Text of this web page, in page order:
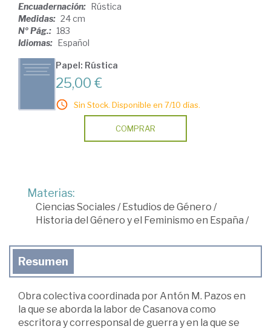
Encuadernación: Rústica
Medidas: 24 cm
Nº Pág.: 183
Idiomas: Español
Papel: Rústica
25,00 €
Sin Stock. Disponible en 7/10 días.
COMPRAR
Materias:
Ciencias Sociales/Estudios de Género /
Historia del Género y el Feminismo en España /
Resumen
Obra colectiva coordinada por Antón M. Pazos en
la que se aborda la labor de Casanova como
escritora y corresponsal de guerra y en la que se